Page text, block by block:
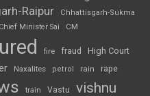
Raipur
Chhattisgarh-Sukma
Chief Minister Sai CM
fire fraud High Court
Naxalites petrol rain rape
train Vastu vishnu